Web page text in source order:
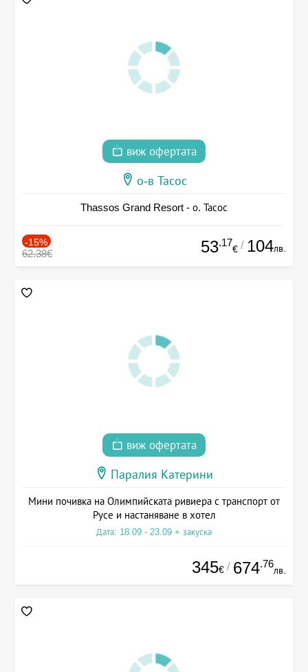
виж офертата
о-в Тасос
Thassos Grand Resort - о. Тасос
-15%
62.38€ 53.17
€ / 104лв.
виж офертата
Паралия Катерини
Мини почивка на Олимпийската ривиера с транспорт от
Русе и настаняване в хотел
Дата: 18.09 - 23.09 + закуска
345€ / 674.76
лв.